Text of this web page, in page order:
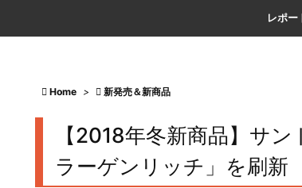
レポー
 Home >  新発売＆新商品
【2018年冬新商品】サ
ラーゲンリッチ」を刷新